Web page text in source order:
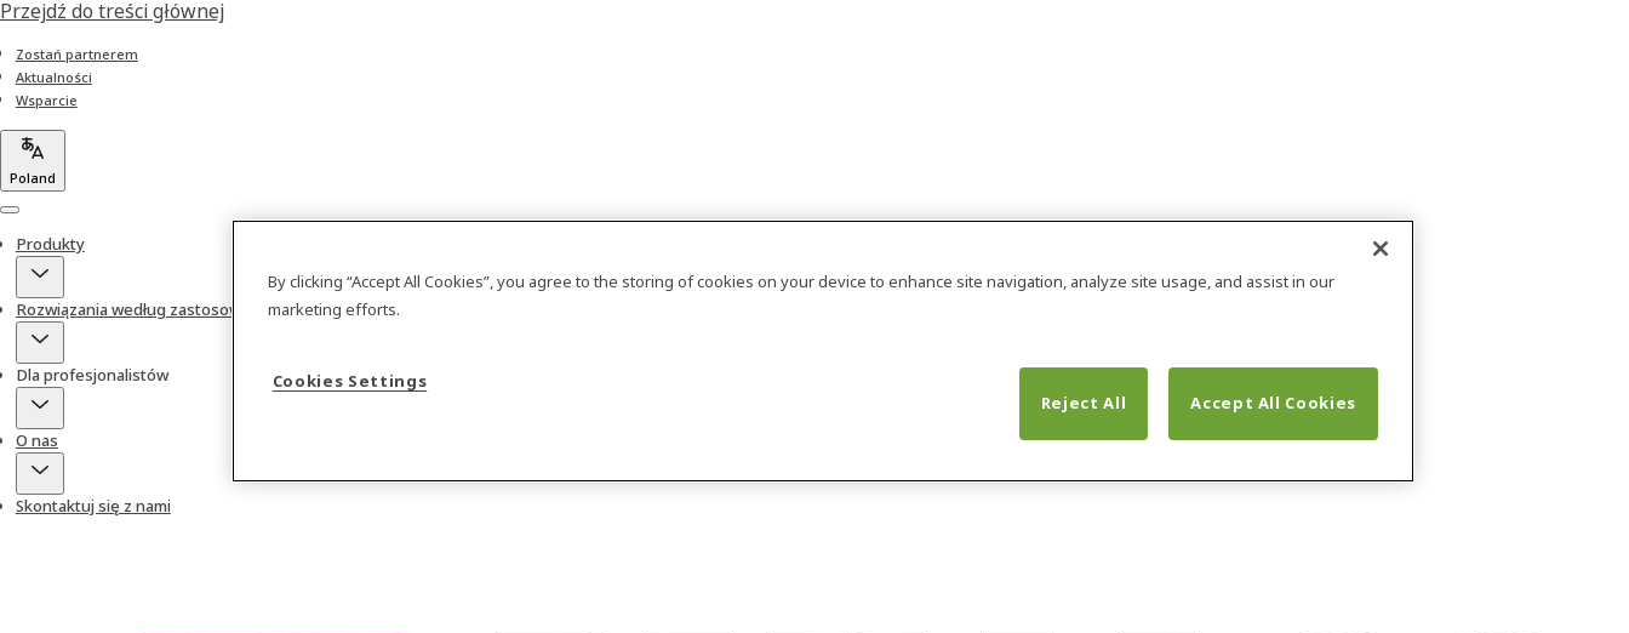
Przejdź do treści głównej
Zostań partnerem
Aktualności
Wsparcie
Poland
Menu
Produkty
Rozwiązania według zastosowań
Dla profesjonalistów
O nas
Skontaktuj się z nami
By clicking “Accept All Cookies”, you agree to the storing of cookies on your device to enhance site navigation, analyze site usage, and assist in our
marketing efforts.
Cookies Settings
Reject All
Accept All Cookies